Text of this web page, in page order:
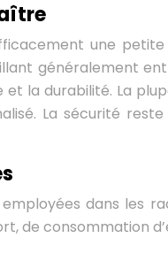
une
généralement
la durabilité. La
La sécurité
dans les
de consommation